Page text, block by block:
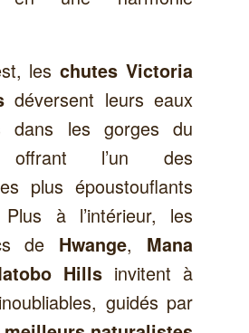
leschutes Victoria
déversent leurs eaux
dans les gorges du
offrant l’un des
plus époustouflants
à l’intérieur, les
de Hwange, Mana
Hills invitent à
guidés par